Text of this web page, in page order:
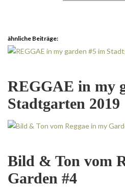
ähnliche Beiträge:
REGGAE in my
Stadtgarten 2019
Bild & Ton vom
Garden #4